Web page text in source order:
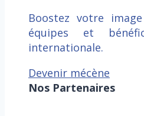
Boostez votre
équipes et
internationale.
Devenir mécène
Nos Partenaires